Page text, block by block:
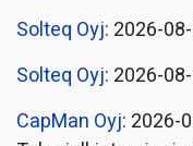
Solteq Oyj: 2026-
Solteq Oyj: 2026-
CapMan Oyj: 2026-